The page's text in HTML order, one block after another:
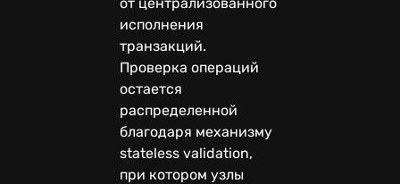
исполнения
транзакций.
Проверка операций
остается
распределенной
благодаря механизму
stateless validation,
при котором узлы